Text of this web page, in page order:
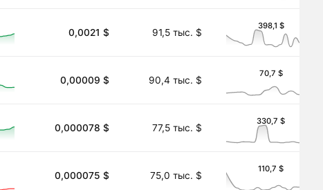
0,0021 $ 91,5 тыс. $
398,1 $
0,00009 $ 90,4 тыс. $
70,7 $
0,000078 $ 77,5 тыс. $
330,7 $
0,000075 $ 75,0 тыс. $
110,7 $